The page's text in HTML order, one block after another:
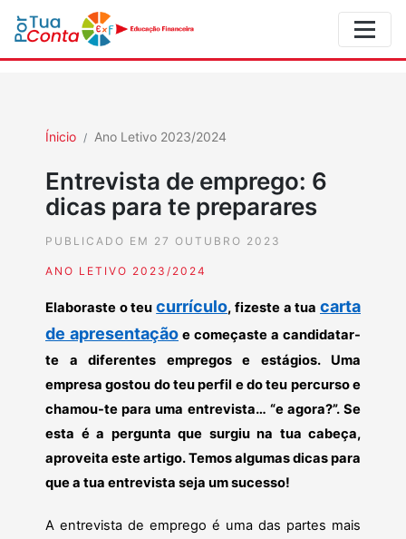
Ínicio Ano Letivo 2023/2024
Entrevista de emprego: 6
dicas para te preparares
PUBLICADO EM 27 OUTUBRO 2023
ANO LETIVO 2023/2024
Elaboraste o teucurrículo, fizeste a tuacarta
de apresentação e começaste a candidatar-
te a diferentes empregos e estágios. Uma
empresa gostou do teu perfil e do teu percurso e
chamou-te para uma entrevista… “e agora?”. Se
esta é a pergunta que surgiu na tua cabeça,
aproveita este artigo. Temos algumas dicas para
que a tua entrevista seja um sucesso!
A entrevista de emprego é uma das partes mais